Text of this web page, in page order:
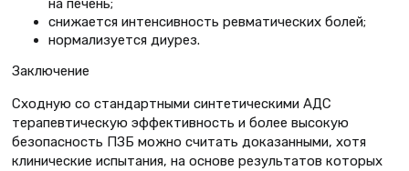
снижается интенсивность ревматических болей;
нормализуется диурез.
Заключение
Сходную со стандартными синтетическими АДС
терапевтическую эффективность и более высокую
безопасность ПЗБ можно считать доказанными, хотя
клинические испытания, на основе результатов которых